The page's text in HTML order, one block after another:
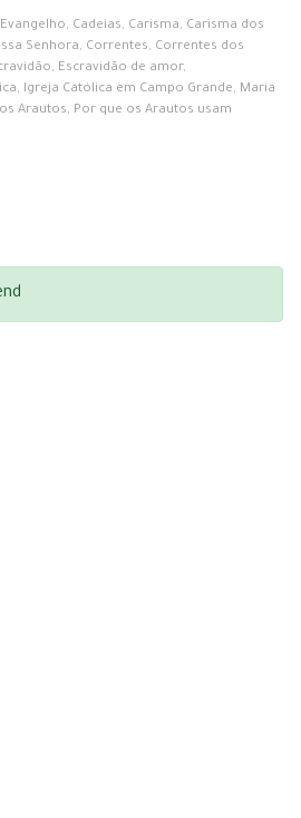
, Cadeias, Carisma, Carisma dos
Senhora, Correntes, Correntes dos
, Escravidão de amor,
, Igreja Católica em Campo Grande, Maria
Arautos, Por que os Arautos usam